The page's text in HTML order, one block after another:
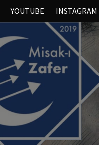
YOUTUBE INSTAGRAM